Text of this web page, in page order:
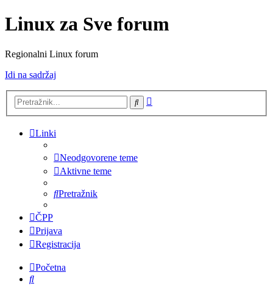
Linux za Sve forum
Regionalni Linux forum
Idi na sadržaj
Pretražnik
Linki
Neodgovorene teme
Aktivne teme
Pretražnik
ČPP
Prijava
Registracija
Početna
Pretražnik